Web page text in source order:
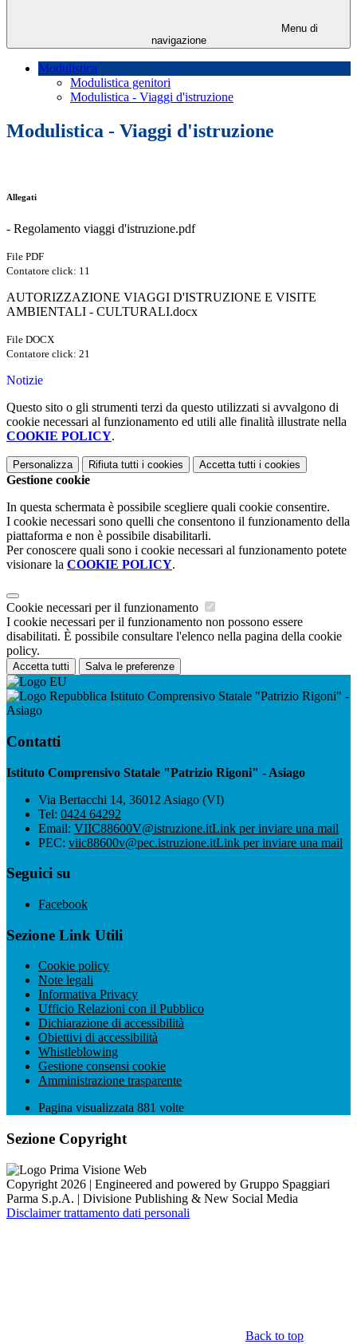
Menu di
navigazione
Modulistica
Modulistica genitori
Modulistica - Viaggi d'istruzione
Modulistica - Viaggi d'istruzione
Allegati
- Regolamento viaggi d'istruzione.pdf
File PDF
Contatore click: 11
AUTORIZZAZIONE VIAGGI D'ISTRUZIONE E VISITE
AMBIENTALI - CULTURALI.docx
File DOCX
Contatore click: 21
Notizie
Questo sito o gli strumenti terzi da questo utilizzati si avvalgono di
cookie necessari al funzionamento ed utili alle finalità illustrate nella
COOKIE POLICY.
Personalizza Rifiuta tutti i cookies Accetta tutti i cookies
Gestione cookie
In questa schermata è possibile scegliere quali cookie consentire.
I cookie necessari sono quelli che consentono il funzionamento della
piattaforma e non è possibile disabilitarli.
Per conoscere quali sono i cookie necessari al funzionamento potete
visionare la COOKIE POLICY.
Cookie necessari per il funzionamento
I cookie necessari per il funzionamento non possono essere
disabilitati. È possibile consultare l'elenco nella pagina della cookie
policy.
Accetta tutti Salva le preferenze
Istituto Comprensivo Statale "Patrizio Rigoni" -
Asiago
Contatti
Istituto Comprensivo Statale "Patrizio Rigoni" - Asiago
Via Bertacchi 14, 36012 Asiago (VI)
Tel: 0424 64292
Email: VIIC88600V@istruzione.itLink per inviare una mail
PEC: viic88600v@pec.istruzione.itLink per inviare una mail
Seguici su
Facebook
Sezione Link Utili
Cookie policy
Note legali
Informativa Privacy
Ufficio Relazioni con il Pubblico
Dichiarazione di accessibilità
Obiettivi di accessibilità
Whistleblowing
Gestione consensi cookie
Amministrazione trasparente
Pagina visualizzata 881 volte
Sezione Copyright
Copyright 2026 | Engineered and powered by Gruppo Spaggiari
Parma S.p.A. | Divisione Publishing & New Social Media
Disclaimer trattamento dati personali
Back to top